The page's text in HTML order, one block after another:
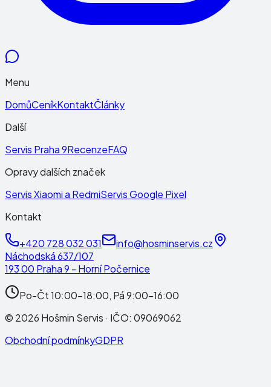
Menu
DomůCeníkKontaktČlánky
Další
Servis Praha 9RecenzeFAQ
Opravy dalších značek
Servis Xiaomi a RedmiServis Google Pixel
Kontakt
+420 728 032 031
info@hosminservis.cz
Náchodská 637/107
193 00 Praha 9 - Horní Počernice
Po-Čt 10:00-18:00, Pá 9:00-16:00
© 2026 Hošmin Servis · IČO: 09069062
Obchodní podmínkyGDPR